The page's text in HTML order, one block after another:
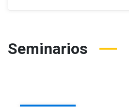
Seminarios